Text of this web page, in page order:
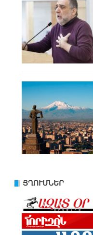
ՅՂՈՒՄՆԵՐ